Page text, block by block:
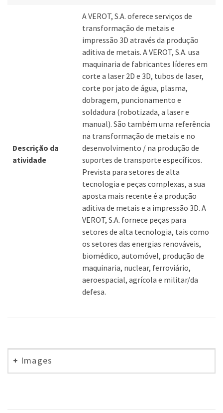
Descrição da
atividade
A VEROT, S.A. oferece serviços de
transformação de metais e
impressão 3D através da produção
aditiva de metais. A VEROT, S.A. usa
maquinaria de fabricantes líderes em
corte a laser 2D e 3D, tubos de laser,
corte por jato de água, plasma,
dobragem, puncionamento e
soldadura (robotizada, a laser e
manual). São também uma referência
na transformação de metais e no
desenvolvimento / na produção de
suportes de transporte específicos.
Prevista para setores de alta
tecnologia e peças complexas, a sua
aposta mais recente é a produção
aditiva de metais e a impressão 3D. A
VEROT, S.A. fornece peças para
setores de alta tecnologia, tais como
os setores das energias renováveis,
biomédico, automóvel, produção de
maquinaria, nuclear, ferroviário,
aeroespacial, agrícola e militar/da
defesa.
Images